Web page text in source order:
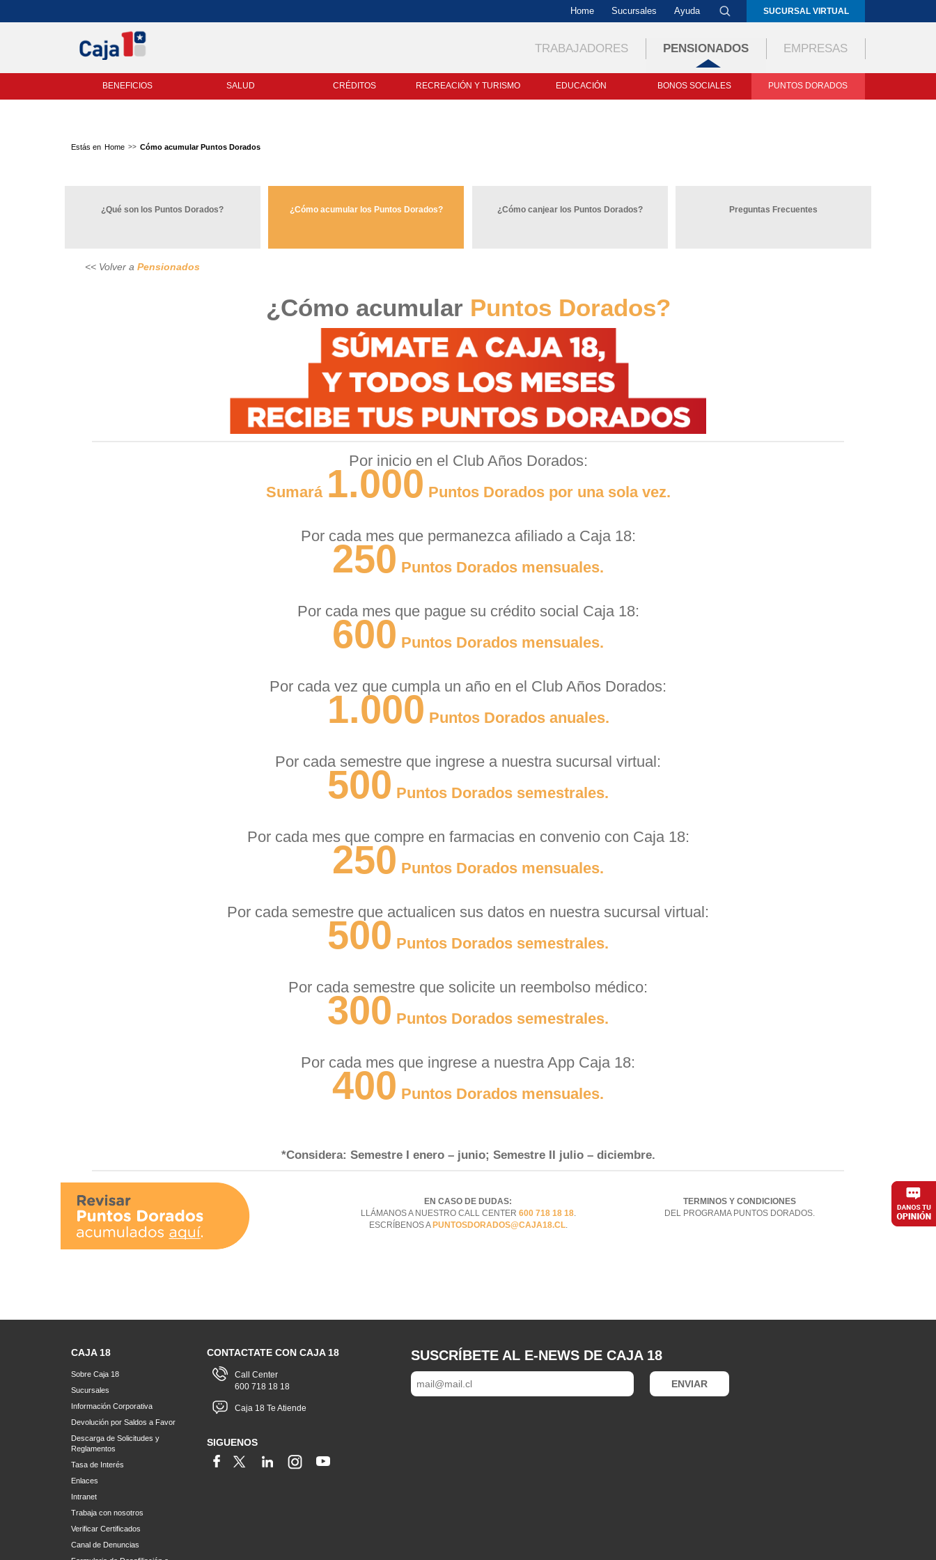
Home Sucursales Ayuda SUCURSAL VIRTUAL
TRABAJADORES PENSIONADOS
BENEFICIOS SALUD CRÉDITOS RECREACIÓN Y TURISMO EDUCACIÓN BONOS SOCIALES PUNTOS DORADOS
EMPRESAS
Home Cómo acumular Puntos Dorados
¿Qué son los Puntos Dorados? ¿Cómo acumular los Puntos Dorados? ¿Cómo canjear los Puntos Dorados? Preguntas Frecuentes
<< Volver a Pensionados
¿Cómo acumular Puntos Dorados?
Por inicio en el Club Años Dorados:
Sumará 1.000 Puntos Dorados por una sola vez.
Por cada mes que permanezca afiliado a Caja 18:
250 Puntos Dorados mensuales.
Por cada mes que pague su crédito social Caja 18:
600 Puntos Dorados mensuales.
Por cada vez que cumpla un año en el Club Años Dorados:
1.000 Puntos Dorados anuales.
Por cada semestre que ingrese a nuestra sucursal virtual:
500 Puntos Dorados semestrales.
Por cada mes que compre en farmacias en convenio con Caja 18:
250 Puntos Dorados mensuales.
Por cada semestre que actualicen sus datos en nuestra sucursal virtual:
500 Puntos Dorados semestrales.
Por cada semestre que solicite un reembolso médico:
300 Puntos Dorados semestrales.
Por cada mes que ingrese a nuestra App Caja 18:
400 Puntos Dorados mensuales.
*Considera: Semestre I enero – junio; Semestre II julio – diciembre.
EN CASO DE DUDAS:
LLÁMANOS A NUESTRO CALL CENTER 600 718 18 18.
ESCRÍBENOS A PUNTOSDORADOS@CAJA18.CL.
TERMINOS Y CONDICIONES
DEL PROGRAMA PUNTOS DORADOS.
CAJA 18
Sobre Caja 18
Sucursales
Información Corporativa
Devolución por Saldos a Favor
Descarga de Solicitudes y
Reglamentos
Tasa de Interés
Enlaces
Intranet
Trabaja con nosotros
Verificar Certificados
Canal de Denuncias
CONTACTATE CON CAJA 18
Call Center
600 718 18 18
Caja 18 Te Atiende
SIGUENOS
SUSCRÍBETE AL E-NEWS DE CAJA 18